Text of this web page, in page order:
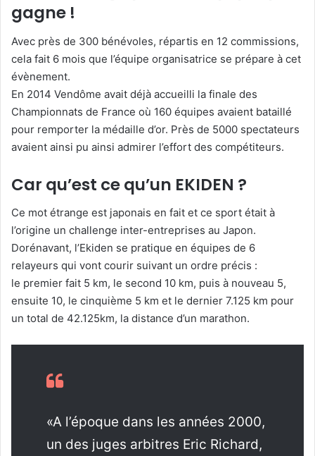
gagne !
Avec près de 300 bénévoles, répartis en 12 commissions,
cela fait 6 mois que l’équipe organisatrice se prépare à cet
évènement.
En 2014 Vendôme avait déjà accueilli la finale des
Championnats de France où 160 équipes avaient bataillé
pour remporter la médaille d’or. Près de 5000 spectateurs
avaient ainsi pu ainsi admirer l’effort des compétiteurs.
Car qu’est ce qu’un EKIDEN ?
Ce mot étrange est japonais en fait et ce sport était à
l’origine un challenge inter-entreprises au Japon.
Dorénavant, l’Ekiden se pratique en équipes de 6
relayeurs qui vont courir suivant un ordre précis :
le premier fait 5 km, le second 10 km, puis à nouveau 5,
ensuite 10, le cinquième 5 km et le dernier 7.125 km pour
un total de 42.125km, la distance d’un marathon.
«A l’époque dans les années 2000,
un des juges arbitres Eric Richard,